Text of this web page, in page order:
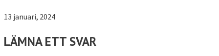
13 januari, 2024
LÄMNA ETT SVAR